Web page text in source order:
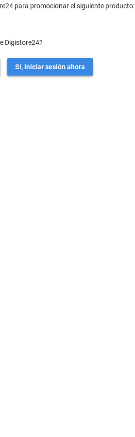
para promocionar el siguiente producto:
Digistore24?
Sí, iniciar sesión ahora